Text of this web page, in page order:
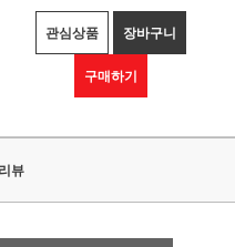
관심상품 장바구니
구매하기
뷰